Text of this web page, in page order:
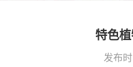
特色
发布